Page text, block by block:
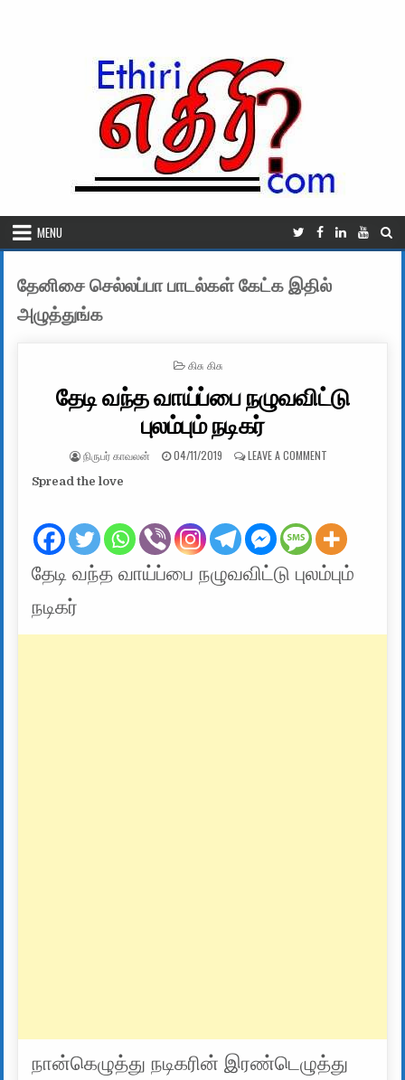
MENU
தேனிசை செல்லப்பா பாடல்கள் கேட்க இதில்
அழுத்துங்க
POSTED IN
கிசு கிசு
தேடி வந்த வாய்ப்பை நழுவவிட்டு
புலம்பும் நடிகர்
AUTHOR:
நிருபர் காவலன் PUBLISHED DATE:
04/11/2019 LEAVE A COMMENTON தேடி வந்த
Spread the love
தேடி வந்த வாய்ப்பை நழுவவிட்டு புலம்பும்
நடிகர்
நான்கெழுத்து நடிகரின் இரண்டெழுத்து